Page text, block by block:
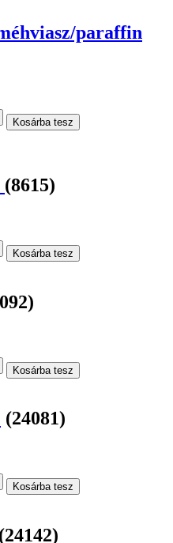
paraffin
(8615)
(24081)
(24142)